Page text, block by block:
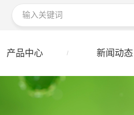
产品中心 新闻动态